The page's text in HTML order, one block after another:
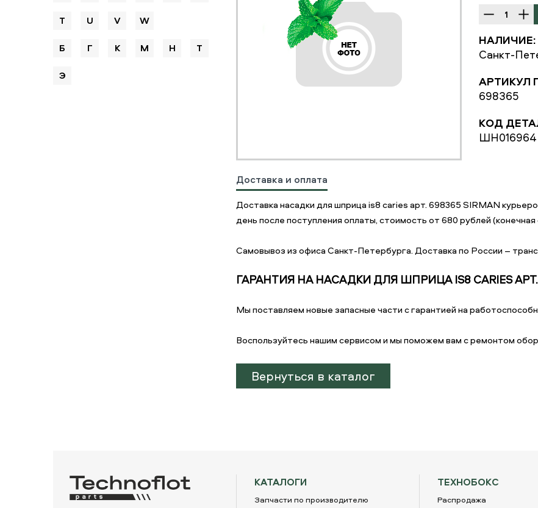
T U V W
Б Г К М Н Т
Э
НАЛИЧИЕ:
Санкт-
АРТИКУЛ
698365
КОД
ШН016964
Доставка и оплата
Доставка насадки для шприца is8 сaries арт. 698365 SIRMAN
день после поступления оплаты, стоимость от 680 рублей
Самовывоз из офиса Санкт-Петербурга. Доставка по России –
ГАРАНТИЯ НА НАСАДКИ ДЛЯ ШПРИЦА IS8 СARIES
Мы поставляем новые запасные части с гарантией на
Воспользуйтесь нашим сервисом и мы поможем вам с ремонтом
Вернуться в каталог
ТЕХНОБОКС
Распродажа
КАТАЛОГИ
Запчасти по производителю